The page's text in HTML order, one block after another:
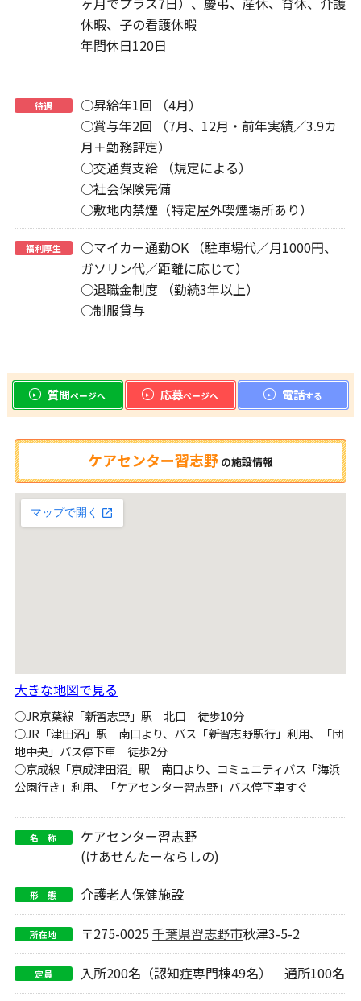
休暇、子の看護休暇
年間休日120日
待遇
○昇給年1回 （4月）
○賞与年2回 （7月、12月・前年実績／3.9カ
月＋勤務評定）
○交通費支給 （規定による）
○社会保険完備
○敷地内禁煙（特定屋外喫煙場所あり）
福利厚生
○マイカー通勤OK （駐車場代／月1000円、
ガソリン代／距離に応じて）
○退職金制度 （勤続3年以上）
○制服貸与
質問ページへ 応募ページへ 電話する
ケアセンター習志野 の施設情報
大きな地図で見る
○JR京葉線「新習志野」駅 北口 徒歩10分
○JR「津田沼」駅 南口より、バス「新習志野駅行」利用、「団
地中央」バス停下車 徒歩2分
○京成線「京成津田沼」駅 南口より、コミュニティバス「海浜
公園行き」利用、「ケアセンター習志野」バス停下車すぐ
名 称
ケアセンター習志野
(けあせんたーならしの)
形 態 介護老人保健施設
所在地 〒275-0025 千葉県習志野市秋津3-5-2
定員 入所200名（認知症専門棟49名） 通所100名